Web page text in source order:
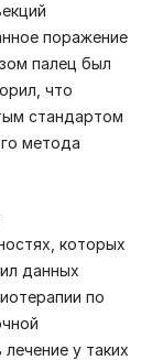
поражение
палец был
что
стандартом
метода
которых
данных
по
у таких